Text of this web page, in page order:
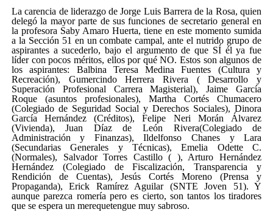
La carencia de liderazgo de Jorge Luis Barrera de la Rosa, quien
delegó la mayor parte de sus funciones de secretario general en
la profesora Saby Amaro Huerta, tiene en este momento sumida
a la Sección 51 en un combate campal, ante el nutrido grupo de
aspirantes a sucederlo, bajo el argumento de que SÍ él ya fue
líder con pocos méritos, ellos por qué NO. Estos son algunos de
los aspirantes: Balbina Teresa Medina Fuentes (Cultura y
Recreación), Gumercindo Herrera Rivera ( Desarrollo y
Superación Profesional Carrera Magisterial), Jaime García
Roque (asuntos profesionales), Martha Cortés Chumacero
(Colegiado de Seguridad Social y Derechos Sociales), Dinora
García Hernández (Créditos), Felipe Neri Morán Álvarez
(Vivienda), Juan Díaz de León Rivera(Colegiado de
Administración y Finanzas), Ildelfonso Chanes y Lara
(Secundarias Generales y Técnicas), Emelia Odette C.
(Normales), Salvador Torres Castillo ( ), Arturo Hernández
Hernández (Colegiado de Fiscalización, Transparencia y
Rendición de Cuentas), Jesús Cortés Moreno (Prensa y
Propaganda), Erick Ramírez Aguilar (SNTE Joven 51). Y
aunque parezca romería pero es cierto, son tantos los tiradores
que se espera un merequetengue muy sabroso.